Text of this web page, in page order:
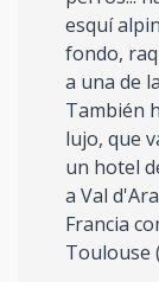
esquí
fondo,
a una de
También
lujo, que
un hotel
a Val
Francia
Toulouse